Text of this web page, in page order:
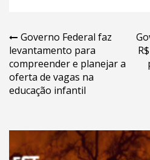
Navegação
de
Post
Governo Federal faz
levantamento para
compreender e planejar a
oferta de vagas na
educação infantil